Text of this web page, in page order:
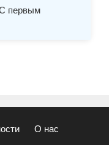
первым
О нас